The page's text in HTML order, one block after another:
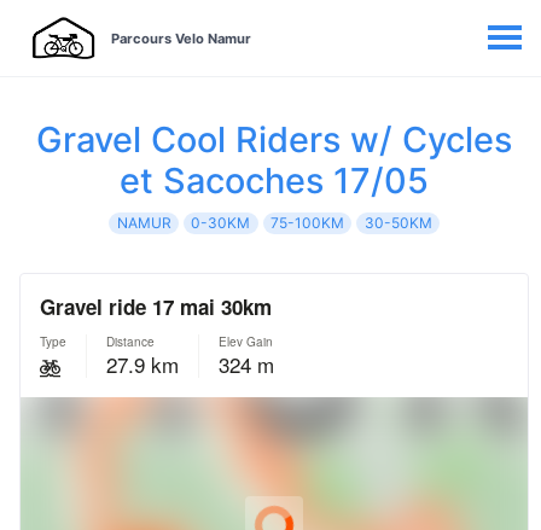
Parcours Velo Namur
Gravel Cool Riders w/ Cycles
et Sacoches 17/05
NAMUR 0-30KM 75-100KM 30-50KM